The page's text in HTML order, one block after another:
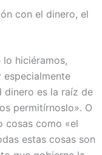
con el dinero, el
hiciéramos,
especialmente
dinero es la raíz de
permitírnoslo». O
cosas como «el
estas cosas son